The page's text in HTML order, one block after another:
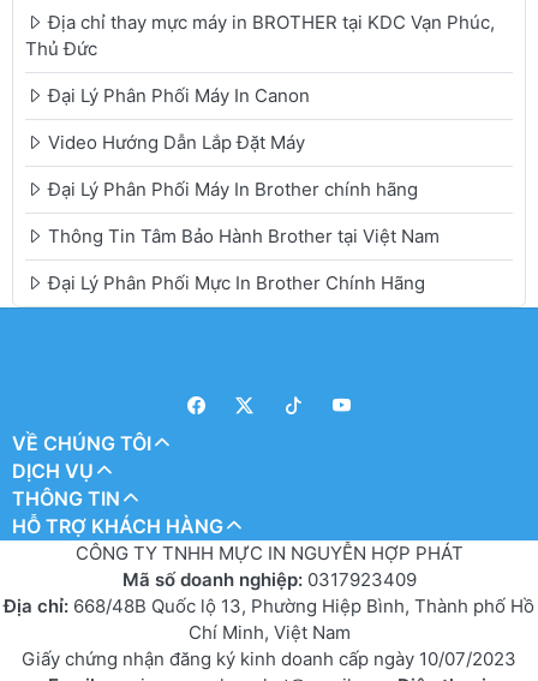
Địa chỉ thay mực máy in BROTHER tại KDC Vạn Phúc,
Thủ Đức
Đại Lý Phân Phối Máy In Canon
Video Hướng Dẫn Lắp Đặt Máy
Đại Lý Phân Phối Máy In Brother chính hãng
Thông Tin Tâm Bảo Hành Brother tại Việt Nam
Đại Lý Phân Phối Mực In Brother Chính Hãng
VỀ CHÚNG TÔI
DỊCH VỤ
THÔNG TIN
HỖ TRỢ KHÁCH HÀNG
CÔNG TY TNHH MỰC IN NGUYỄN HỢP PHÁT
Mã số doanh nghiệp: 0317923409
Địa chỉ: 668/48B Quốc lộ 13, Phường Hiệp Bình, Thành phố Hồ
Chí Minh, Việt Nam
Giấy chứng nhận đăng ký kinh doanh cấp ngày 10/07/2023